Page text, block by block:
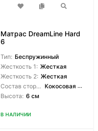
Матрас DreamLine Hard
6
Тип: Беспружинный
Жесткость 1: Жесткая
Жесткость 2: Жесткая
Состав сторон: Кокосовая койра
Высота: 6 см
В НАЛИЧИИ